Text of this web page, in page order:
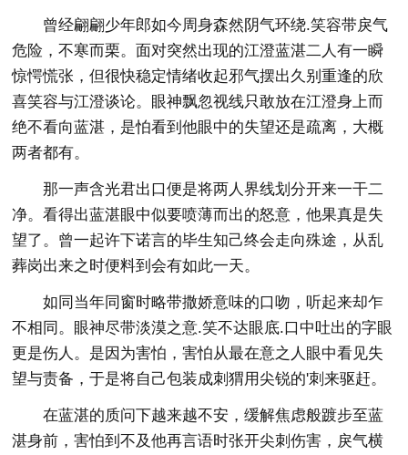
曾经翩翩少年郎如今周身森然阴气环绕.笑容带戾气
危险，不寒而栗。面对突然出现的江澄蓝湛二人有一瞬
惊愕慌张，但很快稳定情绪收起邪气摆出久别重逢的欣
喜笑容与江澄谈论。眼神飘忽视线只敢放在江澄身上而
绝不看向蓝湛，是怕看到他眼中的失望还是疏离，大概
两者都有。
那一声含光君出口便是将两人界线划分开来一干二
净。看得出蓝湛眼中似要喷薄而出的怒意，他果真是失
望了。曾一起许下诺言的毕生知己终会走向殊途，从乱
葬岗出来之时便料到会有如此一天。
如同当年同窗时略带撒娇意味的口吻，听起来却乍
不相同。眼神尽带淡漠之意.笑不达眼底.口中吐出的字眼
更是伤人。是因为害怕，害怕从最在意之人眼中看见失
望与责备，于是将自己包装成刺猬用尖锐的'刺来驱赶。
在蓝湛的质问下越来越不安，缓解焦虑般踱步至蓝
湛身前，害怕到不及他再言语时张开尖刺伤害，戾气横